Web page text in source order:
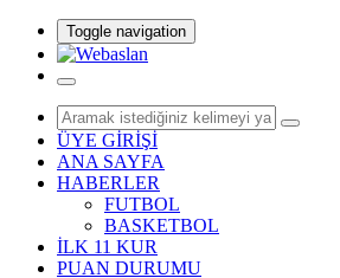
Toggle navigation
ÜYE GİRİŞİ
ANA SAYFA
HABERLER
FUTBOL
BASKETBOL
İLK 11 KUR
PUAN DURUMU